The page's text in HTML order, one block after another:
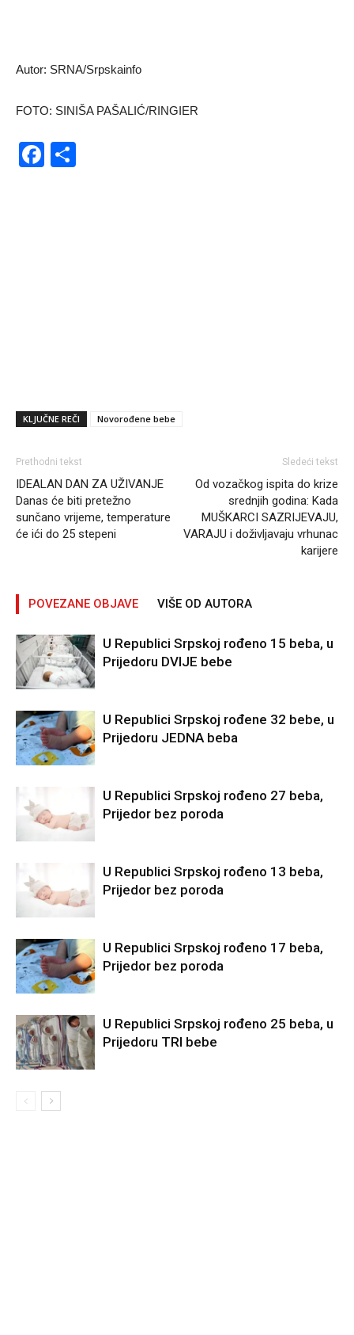
Autor: SRNA/Srpskainfo
FOTO: SINIŠA PAŠALIĆ/RINGIER
Facebook
KLJUČNE REČI Novorođene bebe
Prethodni tekst
IDEALAN DAN ZA UŽIVANJE
Danas će biti pretežno
sunčano vrijeme, temperature
će ići do 25 stepeni
Sledeći tekst
Od vozačkog ispita do krize
srednjih godina: Kada
MUŠKARCI SAZRIJEVAJU,
VARAJU i doživljavaju vrhunac
karijere
POVEZANE OBJAVE VIŠE OD AUTORA
U Republici Srpskoj rođeno 15 beba, u
Prijedoru DVIJE bebe
U Republici Srpskoj rođene 32 bebe, u
Prijedoru JEDNA beba
U Republici Srpskoj rođeno 27 beba,
Prijedor bez poroda
U Republici Srpskoj rođeno 13 beba,
Prijedor bez poroda
U Republici Srpskoj rođeno 17 beba,
Prijedor bez poroda
U Republici Srpskoj rođeno 25 beba, u
Prijedoru TRI bebe